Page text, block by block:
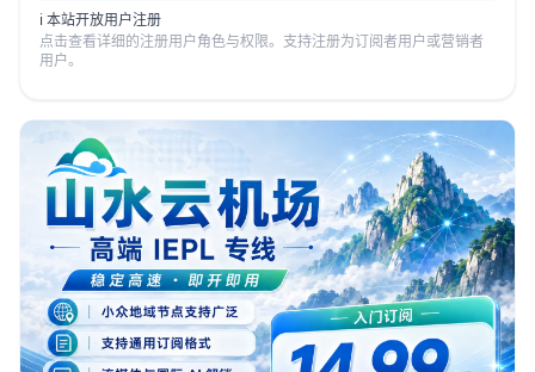
ℹ️ 本站开放用户注册
点击查看详细的注册用户角色与权限。支持注册为订阅者用户或营销者
用户。